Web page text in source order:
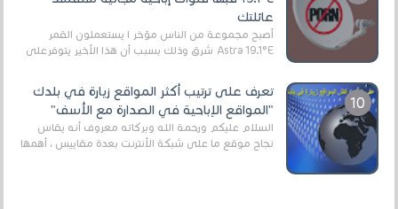
عائلتك
أصبح مجموعة من الناس مؤخر ا يستعملون القمر
Astra 19.1°E شرق وذلك بسبب أن هذا الأخير يتوفرعلى
تعرف على ترتيب أكثر المواقع زيارة في بلدك
"المواقع الإباحية في الصدارة مع الأسف"
السلام عليكم ورحمة الله وبركاته معروف أنه يقاس
نجاح موقع ما على شبكة الأنترنت بعدة مقاييس ، أهمها